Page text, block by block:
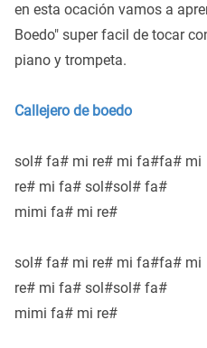
en esta ocación vamos a
Boedo" super facil de tocar
piano y trompeta.
Callejero de boedo
sol# fa# mi re# mi fa#fa# mi
re# mi fa# sol#sol# fa#
mimi fa# mi re#
sol# fa# mi re# mi fa#fa# mi
re# mi fa# sol#sol# fa#
mimi fa# mi re#